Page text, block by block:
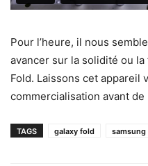
Pour l’heure, il nous
avancer sur la solidité ou
Fold. Laissons cet appareil
commercialisation avant
TAGS galaxy fold samsung